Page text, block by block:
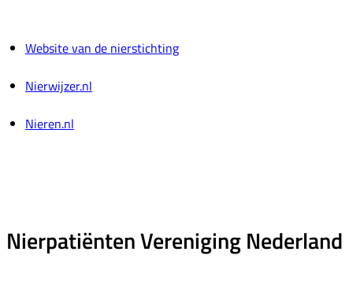
Website van de nierstichting
Nierwijzer.nl
Nieren.nl
Nierpatiënten Vereniging Nederland